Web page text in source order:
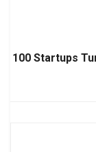
100 Startups